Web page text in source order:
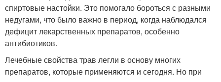
спиртовые настойки. Это помогало бороться с разными
недугами, что было важно в период, когда наблюдался
дефицит лекарственных препаратов, особенно
антибиотиков.
Лечебные свойства трав легли в основу многих
препаратов, которые применяются и сегодня. Но при